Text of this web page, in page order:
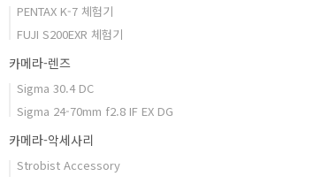
PENTAX K-7 체험기
FUJI S200EXR 체험기
카메라-렌즈
Sigma 30.4 DC
Sigma 24-70mm f2.8 IF EX DG
카메라-악세사리
Strobist Accessory